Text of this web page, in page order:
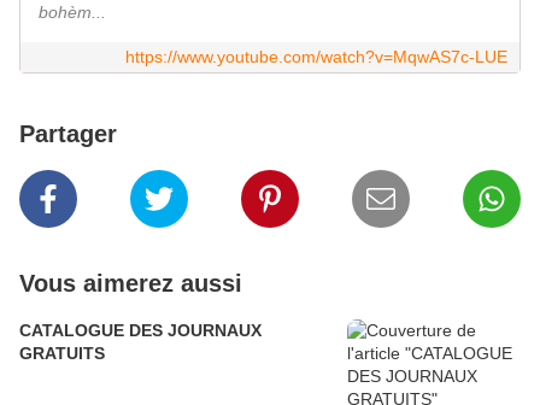
bohèm...
https://www.youtube.com/watch?v=MqwAS7c-LUE
Partager
Vous aimerez aussi
CATALOGUE DES JOURNAUX
GRATUITS